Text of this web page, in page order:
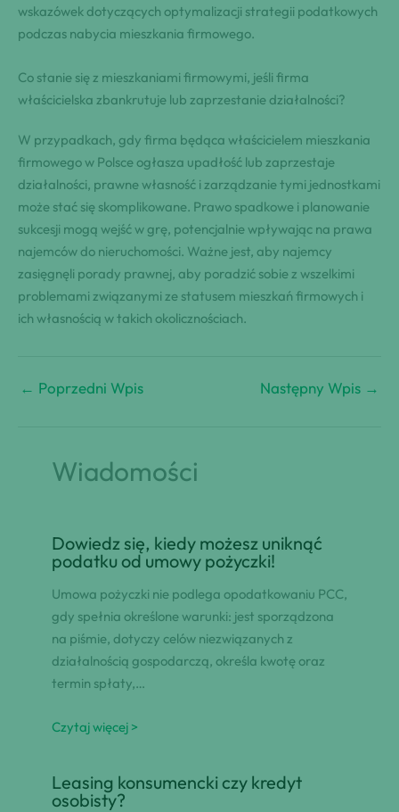
wskazówek dotyczących optymalizacji strategii podatkowych
podczas nabycia mieszkania firmowego.
Co stanie się z mieszkaniami firmowymi, jeśli firma
właścicielska zbankrutuje lub zaprzestanie działalności?
W przypadkach, gdy firma będąca właścicielem mieszkania
firmowego w Polsce ogłasza upadłość lub zaprzestaje
działalności, prawne własność i zarządzanie tymi jednostkami
może stać się skomplikowane. Prawo spadkowe i planowanie
sukcesji mogą wejść w grę, potencjalnie wpływając na prawa
najemców do nieruchomości. Ważne jest, aby najemcy
zasięgnęli porady prawnej, aby poradzić sobie z wszelkimi
problemami związanymi ze statusem mieszkań firmowych i
ich własnością w takich okolicznościach.
← Poprzedni Wpis Następny Wpis →
Wiadomości
Dowiedz się, kiedy możesz uniknąć
podatku od umowy pożyczki!
Umowa pożyczki nie podlega opodatkowaniu PCC,
gdy spełnia określone warunki: jest sporządzona
na piśmie, dotyczy celów niezwiązanych z
działalnością gospodarczą, określa kwotę oraz
termin spłaty,…
Czytaj więcej >
Leasing konsumencki czy kredyt
osobisty?